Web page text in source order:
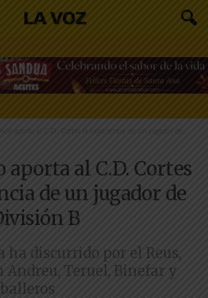
Recio aporta al C.D. Cortes la experiencia de un jugador de...
aporta al C.D. Cortes
de un jugador de
B
ha discurrido por el Reus,
Andreu, Teruel, Binefar y